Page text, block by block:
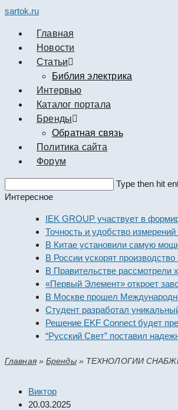
sartok.ru
Главная
Новости
Cтатьи
Библия электрика
Интервью
Каталог портала
Бренды
Обратная связь
Политика сайта
Форум
this
Type then hit
Интересное
IEK GROUP участвует в
Точность и удобство измерений
В Китае установили самую
В России ускорят производство
В Правительстве рассмотрели
«Первый Элемент» откроет
В Москве прошел Международный
Студент разработал уникальный
Решение EKF Connect будет
“Русский Свет” поставил
Главная»Бренды» ТЕХНОЛОГИИ
Виктор
20.03.2025